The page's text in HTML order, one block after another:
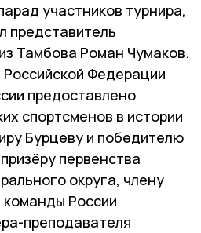
участников турнира,
представитель
Тамбова Роман Чумаков.
Федерации
предоставлено
спортсменов в истории
Бурцеву и победителю
первенства
округа, члену
России
преподавателя